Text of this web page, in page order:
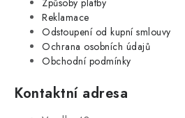
Reklamace
Odstoupení od kupní smlouvy
Ochrana osobních údajů
Obchodní podmínky
Kontaktní adresa